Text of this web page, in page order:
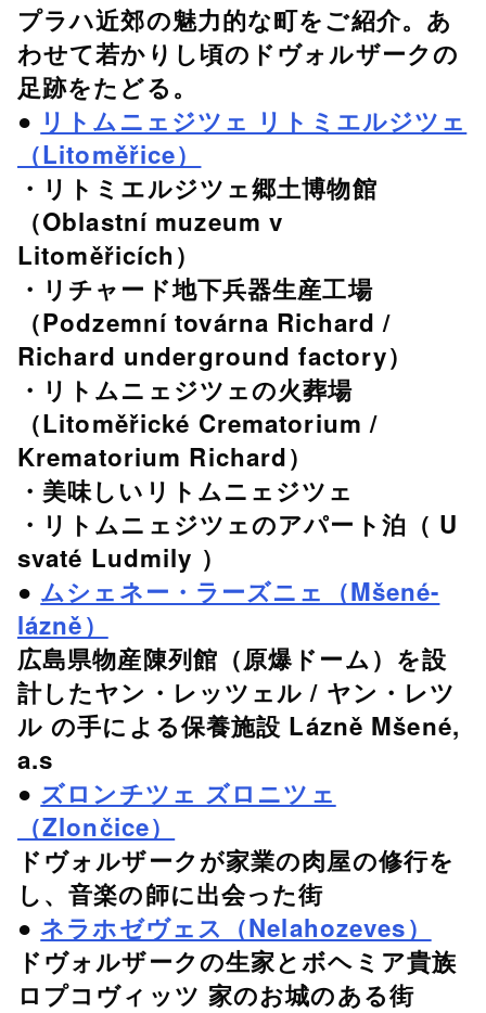
プラハ近郊の魅力的な町をご紹介。あ
わせて若かりし頃のドヴォルザークの
足跡をたどる。
● リトムニェジツェ リトミエルジツェ
（Litoměřice）
・リトミエルジツェ郷土博物館
（Oblastní muzeum v
Litoměřicích）
・リチャード地下兵器生産工場
（Podzemní továrna Richard /
Richard underground factory）
・リトムニェジツェの火葬場
（Litoměřické Crematorium /
Krematorium Richard）
・美味しいリトムニェジツェ
・リトムニェジツェのアパート泊（ U
svaté Ludmily ）
● ムシェネー・ラーズニェ（Mšené-
lázně）
広島県物産陳列館（原爆ドーム）を設
計したヤン・レッツェル / ヤン・レツ
ル の手による保養施設 Lázně Mšené,
a.s
● ズロンチツェ ズロニツェ
（Zlončice）
ドヴォルザークが家業の肉屋の修行を
し、音楽の師に出会った街
● ネラホゼヴェス（Nelahozeves）
ドヴォルザークの生家とボヘミア貴族
ロプコヴィッツ 家のお城のある街